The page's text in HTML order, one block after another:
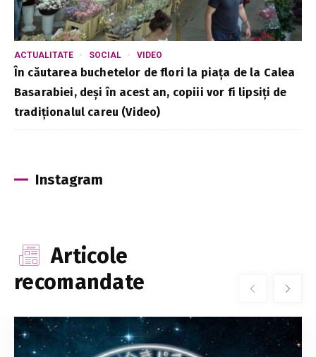
ACTUALITATE SOCIAL VIDEO
În căutarea buchetelor de flori la piața de la Calea
Basarabiei, deși în acest an, copiii vor fi lipsiți de
tradiționalul careu (Video)
Instagram
Articole
recomandate